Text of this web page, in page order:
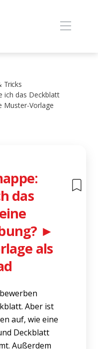
Tricks
ich das Deckblatt
Muster-Vorlage
das
►
als
Aber ist
auf, wie eine
Deckblatt
Außerdem